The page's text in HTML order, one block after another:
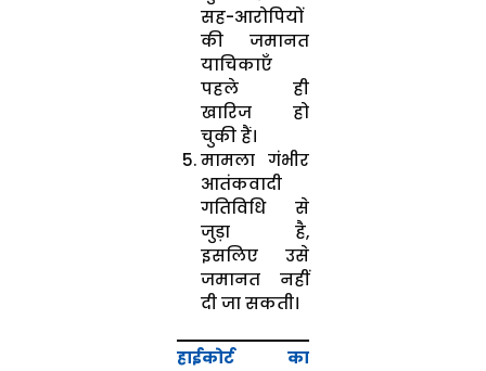
सह-आरोपियों
की जमानत
याचिकाएँ
पहले ही
खारिज हो
चुकी हैं।
मामला गंभीर
आतंकवादी
गतिविधि से
जुड़ा है,
इसलिए उसे
जमानत नहीं
दी जा सकती।
हाईकोर्ट का